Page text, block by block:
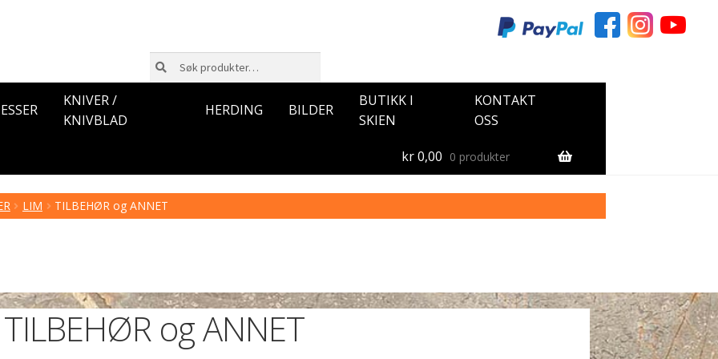
Søk
etter:
Søk
KNIVER /
KNIVBLAD
HERDING BILDER
BUTIKK I
SKIEN
KONTAKT
OSS
kr0,00 0 produkter
LIM TILBEHØR og ANNET
TILBEHØR og ANNET